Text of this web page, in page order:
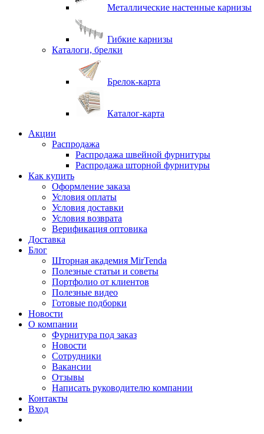
Металлические настенные карнизы
Гибкие карнизы
Каталоги, брелки
Брелок-карта
Каталог-карта
Акции
Распродажа
Распродажа швейной фурнитуры
Распродажа шторной фурнитуры
Как купить
Оформление заказа
Условия оплаты
Условия доставки
Условия возврата
Верификация оптовика
Доставка
Блог
Шторная академия MirTenda
Полезные статьи и советы
Портфолио от клиентов
Полезные видео
Готовые подборки
Новости
О компании
Фурнитура под заказ
Новости
Сотрудники
Вакансии
Отзывы
Написать руководителю компании
Контакты
Вход